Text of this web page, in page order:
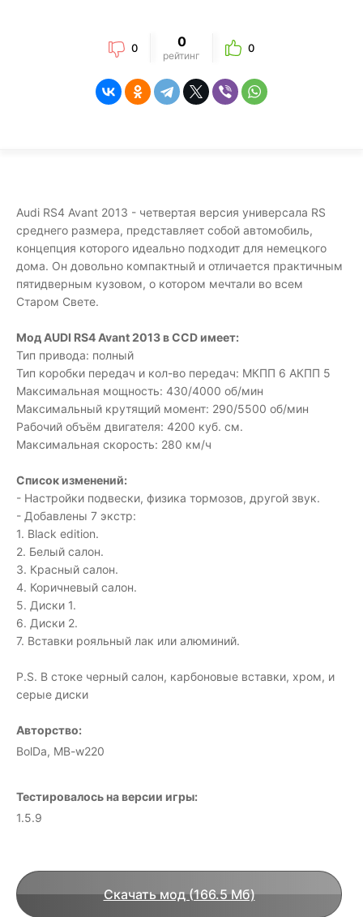
0 0
рейтинг
0
Audi RS4 Avant 2013 - четвертая версия универсала RS
среднего размера, представляет собой автомобиль,
концепция которого идеально подходит для немецкого
дома. Он довольно компактный и отличается практичным
пятидверным кузовом, о котором мечтали во всем
Старом Свете.
Мод AUDI RS4 Avant 2013 в CCD имеет:
Тип привода: полный
Тип коробки передач и кол-во передач: МКПП 6 АКПП 5
Максимальная мощность: 430/4000 об/мин
Максимальный крутящий момент: 290/5500 об/мин
Рабочий объём двигателя: 4200 куб. см.
Максимальная скорость: 280 км/ч
Список изменений:
- Настройки подвески, физика тормозов, другой звук.
- Добавлены 7 экстр:
1. Black edition.
2. Белый салон.
3. Красный салон.
4. Коричневый салон.
5. Диски 1.
6. Диски 2.
7. Вставки рояльный лак или алюминий.
P.S. В стоке черный салон, карбоновые вставки, хром, и
серые диски
Авторство:
BolDa, MB-w220
Тестировалось на версии игры:
1.5.9
Скачать мод (166.5 Мб)